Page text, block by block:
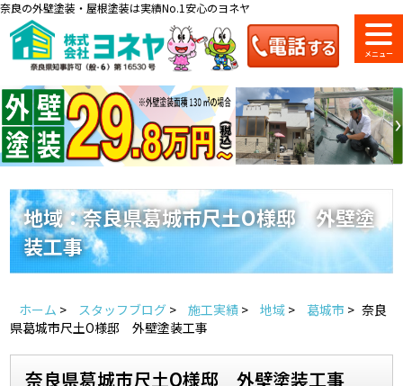
奈良の外壁塗装・屋根塗装は実績No.1安心のヨネヤ
料金一覧 会社案内 ショールーム
のご紹介
来店予約 お電話
地域の事例がいっぱい
地域：奈良県葛城市尺土O様邸 外壁塗
装工事
ホーム > スタッフブログ > 施工実績 > 地域 > 葛城市 > 奈良
県葛城市尺土O様邸 外壁塗装工事
奈良県葛城市尺土O様邸 外壁塗装工事